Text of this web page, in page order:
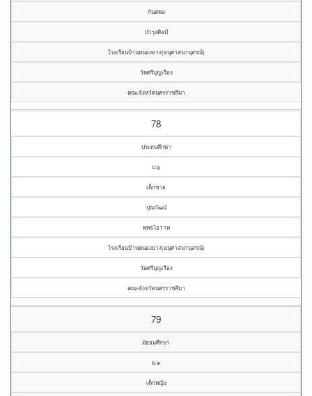
กันตพล
บำรุงศิลป์
โรงเรียนบ้านหนองยาง(อนุศาสนานุสรณ์)
วัดศรีบุญเรือง
คณะจังหวัดนครราชสีมา
78
ประถมศึกษา
ป.๖
เด็กชาย
ปุณวัฒน์
พุทธโอวาท
โรงเรียนบ้านหนองยาง(อนุศาสนานุสรณ์)
วัดศรีบุญเรือง
คณะจังหวัดนครราชสีมา
79
มัธยมศึกษา
ม.๑
เด็กหญิง